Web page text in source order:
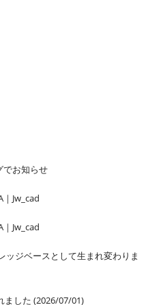
でお知らせ
Jw_cad
Jw_cad
ッジベースとして生まれ変わりま
ました (2026/07/01)